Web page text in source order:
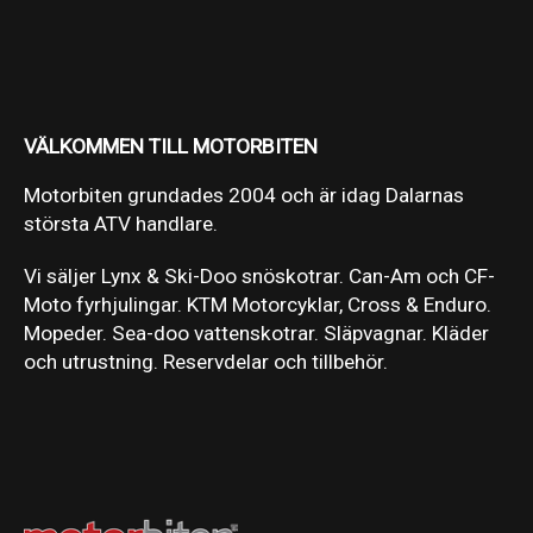
VÄLKOMMEN TILL MOTORBITEN
Motorbiten grundades 2004 och är idag Dalarnas
största ATV handlare.
Vi säljer Lynx & Ski-Doo snöskotrar. Can-Am och CF-
Moto fyrhjulingar. KTM Motorcyklar, Cross & Enduro.
Mopeder. Sea-doo vattenskotrar. Släpvagnar. Kläder
och utrustning. Reservdelar och tillbehör.